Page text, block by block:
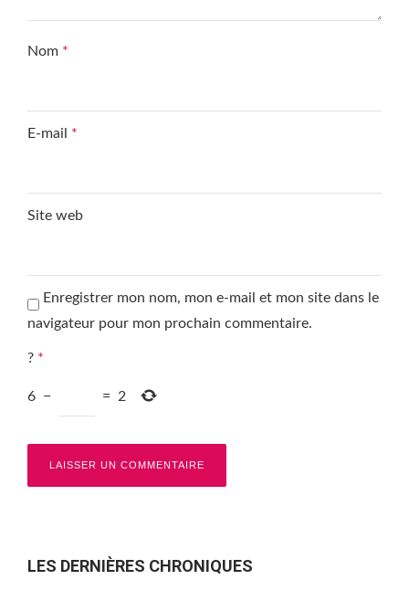
Nom *
E-mail *
Site web
Enregistrer mon nom, mon e-mail et mon site dans le
navigateur pour mon prochain commentaire.
? *
6 − = 2
LES DERNIÈRES CHRONIQUES